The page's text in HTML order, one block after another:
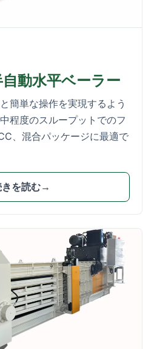
動水平ベーラー
簡単な操作を実現するよう
程度のスループットでのフ
、混合パッケージに最適で
きを読む→